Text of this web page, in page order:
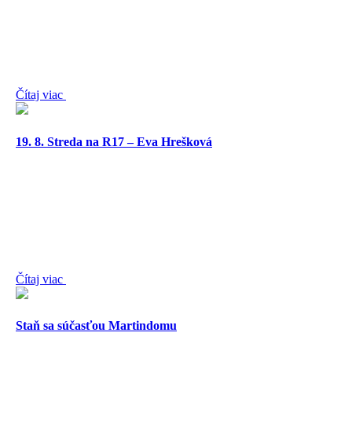
Čítaj viac
19. 8. Streda na R17 – Eva Hrešková
Čítaj viac
Staň sa súčasťou Martindomu